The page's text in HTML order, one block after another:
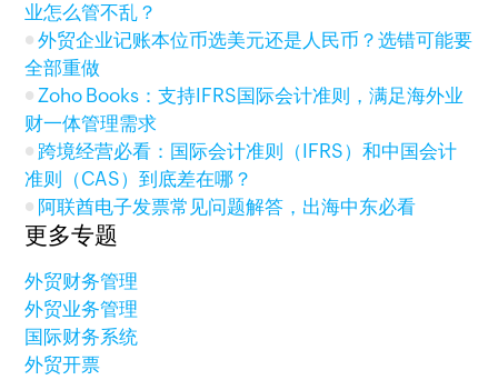
业怎么管不乱？
外贸企业记账本位币选美元还是人民币？选错可能要
全部重做
Zoho Books：支持IFRS国际会计准则，满足海外业
财一体管理需求
跨境经营必看：国际会计准则（IFRS）和中国会计
准则（CAS）到底差在哪？
阿联酋电子发票常见问题解答，出海中东必看
更多专题
外贸财务管理
外贸业务管理
国际财务系统
外贸开票